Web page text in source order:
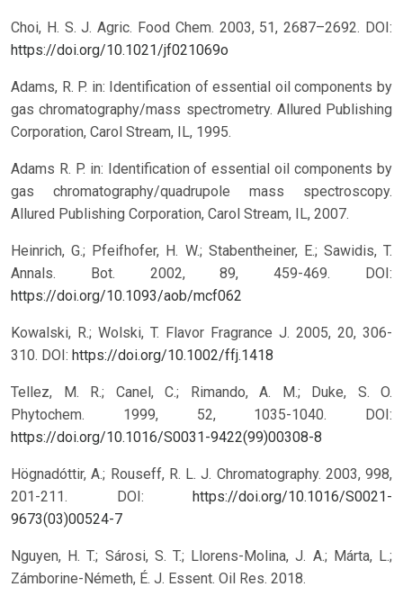
Choi, H. S. J. Agric. Food Chem. 2003, 51, 2687–2692. DOI:
https://doi.org/10.1021/jf021069o
Adams, R. P. in: Identification of essential oil components by
gas chromatography/mass spectrometry. Allured Publishing
Corporation, Carol Stream, IL, 1995.
Adams R. P. in: Identification of essential oil components by
gas chromatography/quadrupole mass spectroscopy.
Allured Publishing Corporation, Carol Stream, IL, 2007.
Heinrich, G.; Pfeifhofer, H. W.; Stabentheiner, E.; Sawidis, T.
Annals. Bot. 2002, 89, 459-469. DOI:
https://doi.org/10.1093/aob/mcf062
Kowalski, R.; Wolski, T. Flavor Fragrance J. 2005, 20, 306-
310. DOI: https://doi.org/10.1002/ffj.1418
Tellez, M. R.; Canel, C.; Rimando, A. M.; Duke, S. O.
Phytochem. 1999, 52, 1035-1040. DOI:
https://doi.org/10.1016/S0031-9422(99)00308-8
Högnadóttir, A.; Rouseff, R. L. J. Chromatography. 2003, 998,
201-211. DOI: https://doi.org/10.1016/S0021-
9673(03)00524-7
Nguyen, H. T.; Sárosi, S. T.; Llorens-Molina, J. A.; Márta, L.;
Zámborine-Németh, É. J. Essent. Oil Res. 2018.